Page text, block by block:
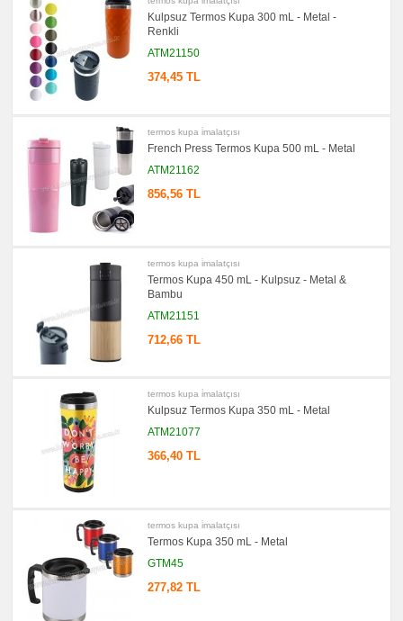
Kulpsuz Termos Kupa 300 mL - Metal -
Renkli
ATM21150
374,45 TL
termos kupa i̇malatçısı
French Press Termos Kupa 500 mL - Metal
ATM21162
856,56 TL
termos kupa i̇malatçısı
Termos Kupa 450 mL - Kulpsuz - Metal &
Bambu
ATM21151
712,66 TL
termos kupa i̇malatçısı
Kulpsuz Termos Kupa 350 mL - Metal
ATM21077
366,40 TL
termos kupa i̇malatçısı
Termos Kupa 350 mL - Metal
GTM45
277,82 TL